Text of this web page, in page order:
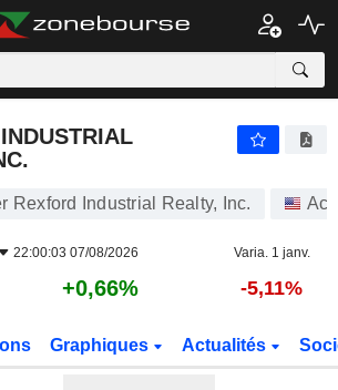
Rexford Industrial Realty, Inc.
22:00:03 07/08/2026 Varia. 1 janv.
+0,66% -5,11%
Graphiques Actualités